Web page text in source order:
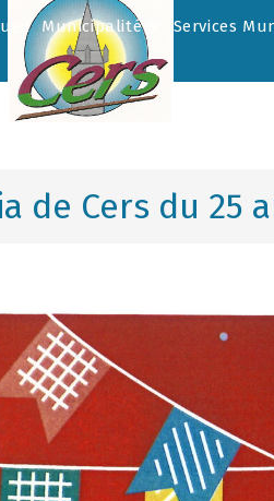
Municipalité Services
de Cers du 25
barre d’outils